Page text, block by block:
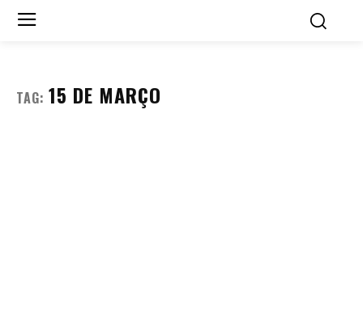
TAG: 15 DE MARÇO